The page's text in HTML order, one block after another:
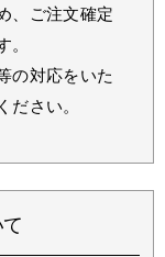
、ご注文確定
。
の対応をいた
ださい。